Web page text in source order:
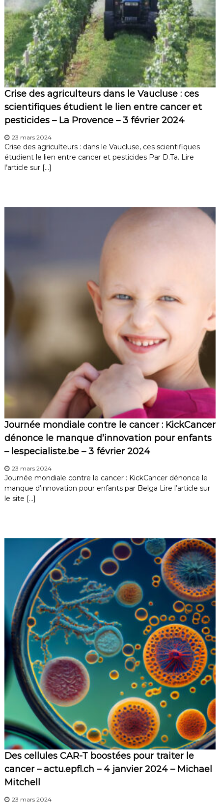
Crise des agriculteurs dans le Vaucluse : ces
scientifiques étudient le lien entre cancer et
pesticides – La Provence – 3 février 2024
23 mars 2024
Crise des agriculteurs : dans le Vaucluse, ces scientifiques
étudient le lien entre cancer et pesticides Par D.Ta. Lire
l’article sur […]
Journée mondiale contre le cancer : KickCancer
dénonce le manque d’innovation pour enfants
– lespecialiste.be – 3 février 2024
23 mars 2024
Journée mondiale contre le cancer : KickCancer dénonce le
manque d’innovation pour enfants par Belga Lire l’article sur
le site […]
Des cellules CAR-T boostées pour traiter le
cancer – actu.epfl.ch – 4 janvier 2024 – Michael
Mitchell
23 mars 2024